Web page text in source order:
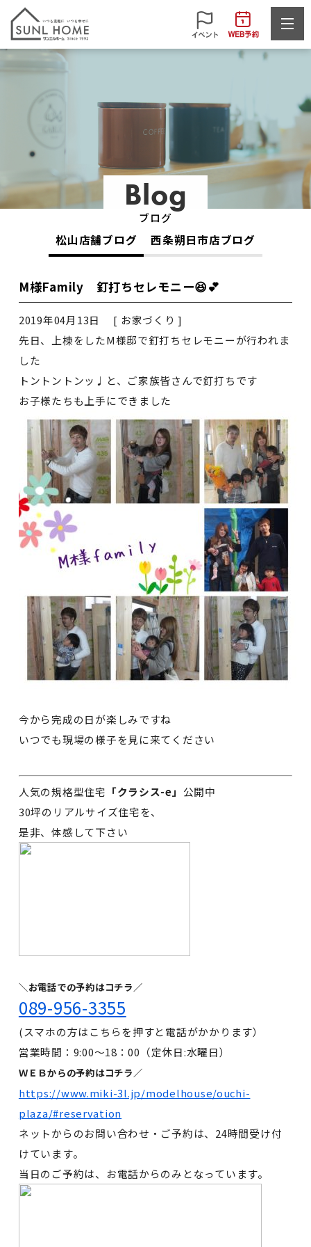
Blog
ブログ
松山店舗ブログ 西条朔日市店ブログ
M様Family 釘打ちセレモニー😆💕
2019年04月13日 [ お家づくり ]
先日、上棟をしたM様邸で釘打ちセレモニーが行われま
した
トントントンッ♩と、ご家族皆さんで釘打ちです
お子様たちも上手にできました
今から完成の日が楽しみですね
いつでも現場の様子を見に来てください
人気の規格型住宅 「クラシス-e」 公開中
30坪のリアルサイズ住宅を、
是非、体感して下さい
＼お電話での予約はコチラ／
089-956-3355
(スマホの方はこちらを押すと電話がかかります）
営業時間：9:00～18：00（定休日:水曜日）
ＷＥＢからの予約はコチラ／
https://www.miki-3l.jp/modelhouse/ouchi-
plaza/#reservation
ネットからのお問い合わせ・ご予約は、24時間受け付
けています。
当日のご予約は、お電話からのみとなっています。